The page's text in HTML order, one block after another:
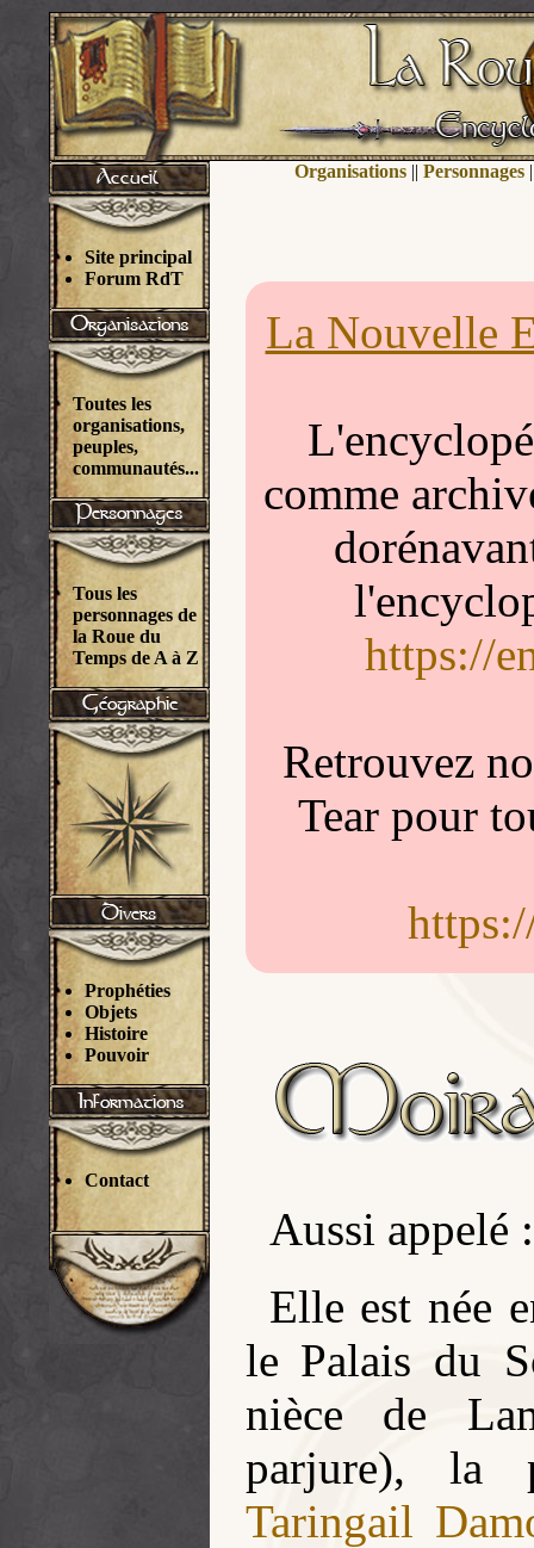
Site principal
Forum RdT
Toutes les
organisations,
peuples,
communautés...
Tous les
personnages de
la Roue du
Temps de A à Z
Prophéties
Objets
Histoire
Pouvoir
Contact
Organisations|| Personnages
La Nouvelle
comme
https://
Retrouvez
Tear pour
Aussi appelé
Elle est née
le Palais du
nièce de
parjure), la
Taringail